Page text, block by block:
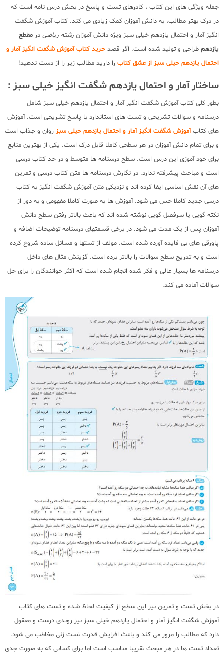
جمله ویژگی های این کتاب ، کادرهای تست و پاسخ در بخش درس نامه است که
در درک بهتر مطالب، به دانش آموزان کمک زیادی می کند. کتاب آموزش شگفت
انگیز آمار و احتمال یازدهم خیلی سبز ویژه دانش آموزان رشته ریاضی در مقطع
یازدهم طراحی و تولید شده است. اگر قصد خرید کتاب آموزش شگفت انگیز آمار و
احتمال یازدهم خیلی سبز از عشق کتاب را دارید مطالب زیر را از دست ندهید!
ساختار آمار و احتمال یازدهم شگفت انگیز خیلی سبز :
بطور کلی کتاب آموزش شگفت انگیر آمار و احتمال یازدهم خیلی سبز شامل
درسنامه و سوالات تشریحی و تست های استاندارد با پاسخ تشریحی است. آموزش
های کتابآموزش شگفت انگیز آمار و احتمال یازدهم خیلی سبز روان و جذاب است
و برای تمام دانش آموزان در هر سطحی کاملا قابل درک است. یکی از بهترین منابع
برای خود آموزی این درس است. سطح درسنامه ها متوسط و در حد کتاب درسی
است و مباحث پیشرفته ندارد. در نگارش درسنامه ها متن کتاب درسی و تمرین
های آن نقش اساسی ایفا کرده اند و نزدیکی متن آموزش شگفت انگیز به کتاب
درسی جدید کاملا حس می شود. آموزش ها به صورت کاملا مفهومی و به دور از
نکته گویی یا سرفصل گویی نوشته شده اند که باعث بالاتر رفتن سطح دانش
آموزان پس از یک مدت می شود. در برخی قسمتهای درسنامه توضیحات اضافه و
پاورقی های بی فایده آورده شده است. مولف از تستها و مسائل ساده شروع کرده
است و به تدریج سطح سوالات را بالاتر برده است. گزینش مثال های داخل
درسنامه ها بسیار عالی و فکر شده انجام شده است که اکثر خوانندگان را برای حل
سوالات آماده می کند.
در بخش تست و تمرین نیز این سطح از کیفیت لحاظ شده و تست های کتاب
آموزش شگفت انگیز آمار و احتمال یازدهم خیلی سبز نیز روندی درست و معقول
دارد که مطالب را مرور می کند و باعث افزایش قدرت تست زنی مخاطب می شود.
تعداد تست ها در هر مبحث تقریبا مناسب است اما برای کسانی که به صورت جدی